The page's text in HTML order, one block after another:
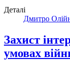
Деталі
Дмитро
Захист
умовах